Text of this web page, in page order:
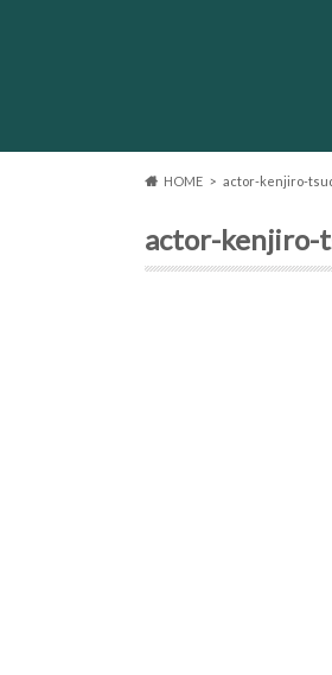
HOME actor-kenjiro-
actor-kenjiro-